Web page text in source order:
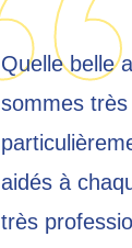
Quelle belle
sommes
aidés à
très